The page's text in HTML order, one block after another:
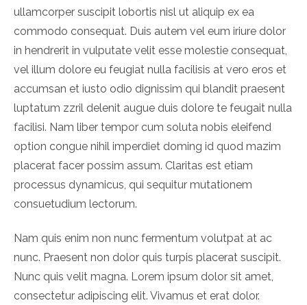
ullamcorper suscipit lobortis nisl ut aliquip ex ea
commodo consequat. Duis autem vel eum iriure dolor
in hendrerit in vulputate velit esse molestie consequat,
vel illum dolore eu feugiat nulla facilisis at vero eros et
accumsan et iusto odio dignissim qui blandit praesent
luptatum zzril delenit augue duis dolore te feugait nulla
facilisi. Nam liber tempor cum soluta nobis eleifend
option congue nihil imperdiet doming id quod mazim
placerat facer possim assum. Claritas est etiam
processus dynamicus, qui sequitur mutationem
consuetudium lectorum.
Nam quis enim non nunc fermentum volutpat at ac
nunc. Praesent non dolor quis turpis placerat suscipit.
Nunc quis velit magna. Lorem ipsum dolor sit amet,
consectetur adipiscing elit. Vivamus et erat dolor.